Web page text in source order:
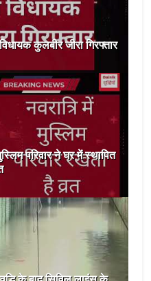
कुलबीर जीरा गिरफ्तार
परिवार ने घर में स्थापित